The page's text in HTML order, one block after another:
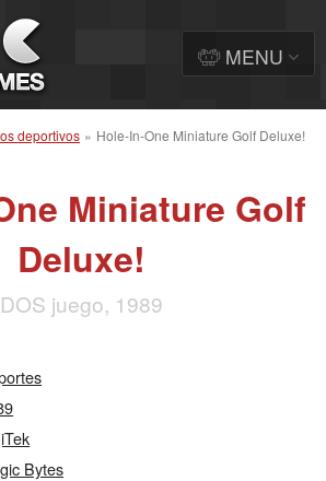
deportivos » Hole-In-One Miniature Golf Deluxe!
Miniature Golf
Deluxe!
DOS juego, 1989
Bytes
MENU